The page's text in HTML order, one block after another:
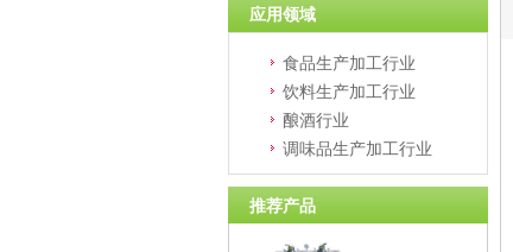
应用领域
食品生产加工行业
饮料生产加工行业
酿酒行业
调味品生产加工行业
推荐产品